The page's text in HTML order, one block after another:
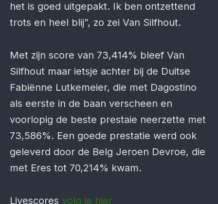
het is goed uitgepakt. Ik ben ontzettend
trots en heel blij”, zo zei Van Silfhout.
Met zijn score van 73,414% bleef Van
Silfhout maar ietsje achter bij de Duitse
Fabiënne Lutkemeier, die met Dagostino
als eerste in de baan verscheen en
voorlopig de beste prestaie neerzette met
73,586%. Een goede prestatie werd ook
geleverd door de Belg Jeroen Devroe, die
met Eres tot 70,214% kwam.
Livescores volg je hier